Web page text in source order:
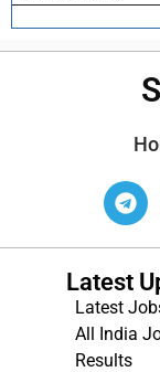
Latest
Latest
All India
Results